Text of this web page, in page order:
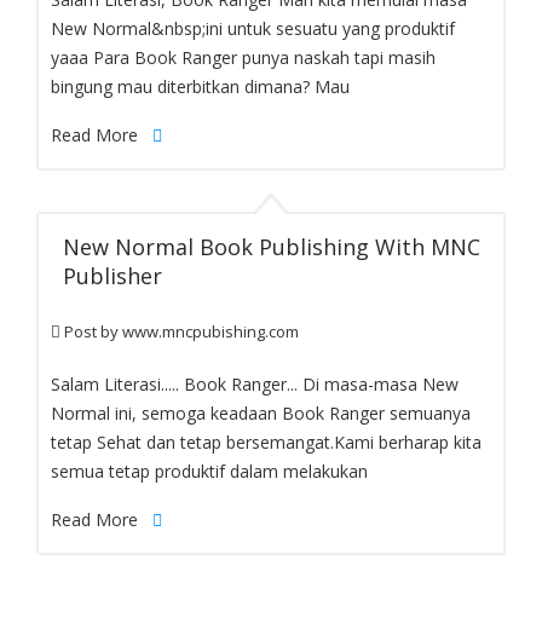
New Normal&nbsp;ini untuk sesuatu yang produktif
yaaa Para Book Ranger punya naskah tapi masih
bingung mau diterbitkan dimana? Mau
Read More
New Normal Book Publishing With MNC
Publisher
Post bywww.mncpubishing.com
blog-paragraph
Salam Literasi..... Book Ranger... Di masa-masa New
Normal ini, semoga keadaan Book Ranger semuanya
tetap Sehat dan tetap bersemangat.Kami berharap kita
semua tetap produktif dalam melakukan
Read More